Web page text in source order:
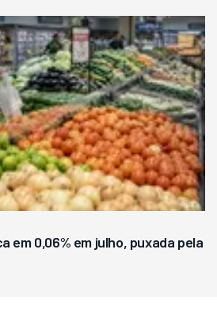
em 0,06% em julho, puxada pela